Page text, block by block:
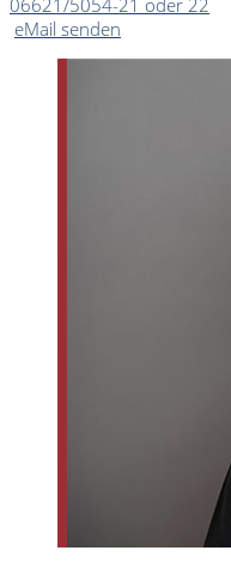
06621/5054-21 oder 22
eMail senden